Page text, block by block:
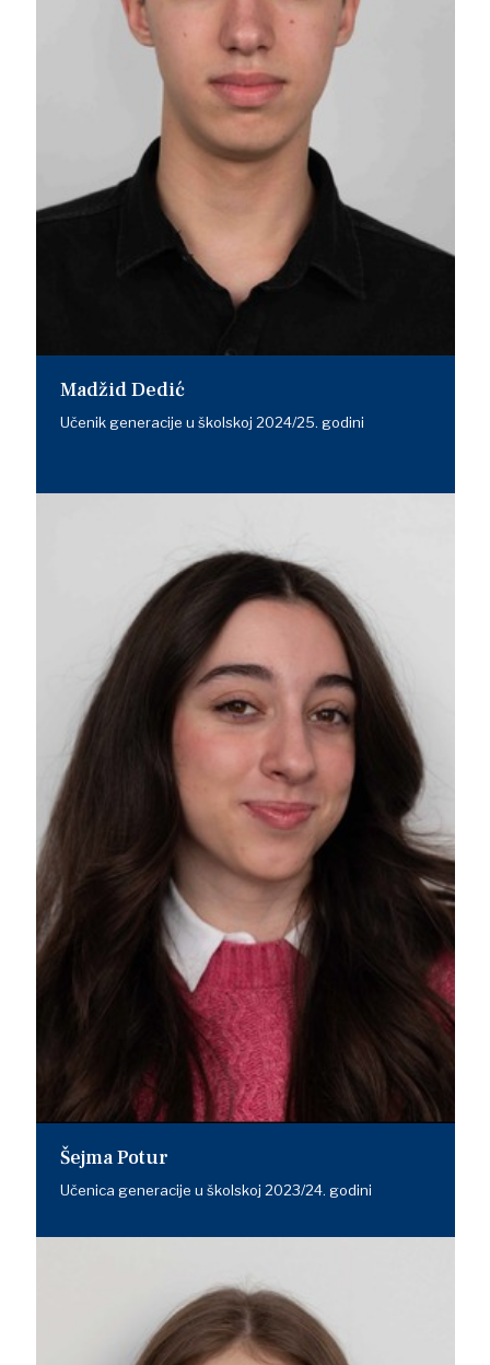
Madžid Dedić
Učenik generacije u školskoj 2024/25. godini
Šejma Potur
Učenica generacije u školskoj 2023/24. godini